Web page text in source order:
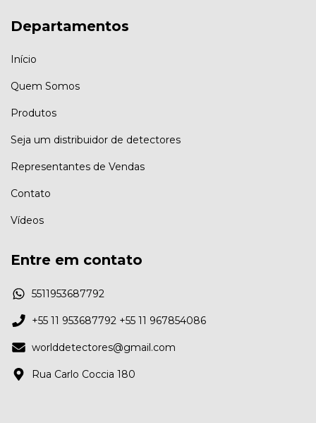
Departamentos
Início
Quem Somos
Produtos
Seja um distribuidor de detectores
Representantes de Vendas
Contato
Vídeos
Entre em contato
5511953687792
+55 11 953687792 +55 11 967854086
worlddetectores@gmail.com
Rua Carlo Coccia 180